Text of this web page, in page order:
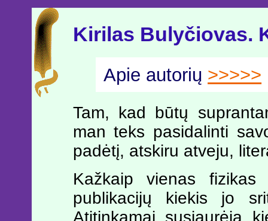
Kirilas Bulyčiovas.
Apie autorių >>>>>
Tam, kad būtų
man teks pasidalinti
padėtį, atskiru atveju,
Kažkaip vienas
publikacijų kiekis jo
Atitinkamai susiaurėja